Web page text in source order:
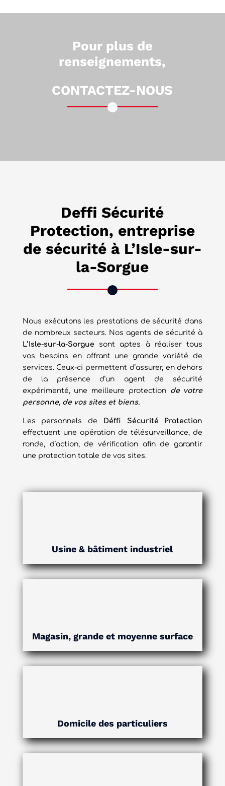
Pour plus de
renseignements,
CONTACTEZ-NOUS
Deffi Sécurité
Protection, entreprise
de sécurité à L’Isle-sur-
la-Sorgue
Nous exécutons les prestations de sécurité dans
de nombreux secteurs. Nos agents de sécurité à
L’Isle-sur-la-Sorgue sont aptes à réaliser tous
vos besoins en offrant une grande variété de
services. Ceux-ci permettent d’assurer, en dehors
de la présence d’un agent de sécurité
expérimenté, une meilleure protection de votre
personne, de vos sites et biens.
Les personnels de Déffi Sécurité
Protection
effectuent une opération de télésurveillance, de
ronde, d’action, de vérification afin de garantir
une protection totale de vos sites.
Usine & bâtiment industriel
Magasin, grande et moyenne surface
Domicile des particuliers